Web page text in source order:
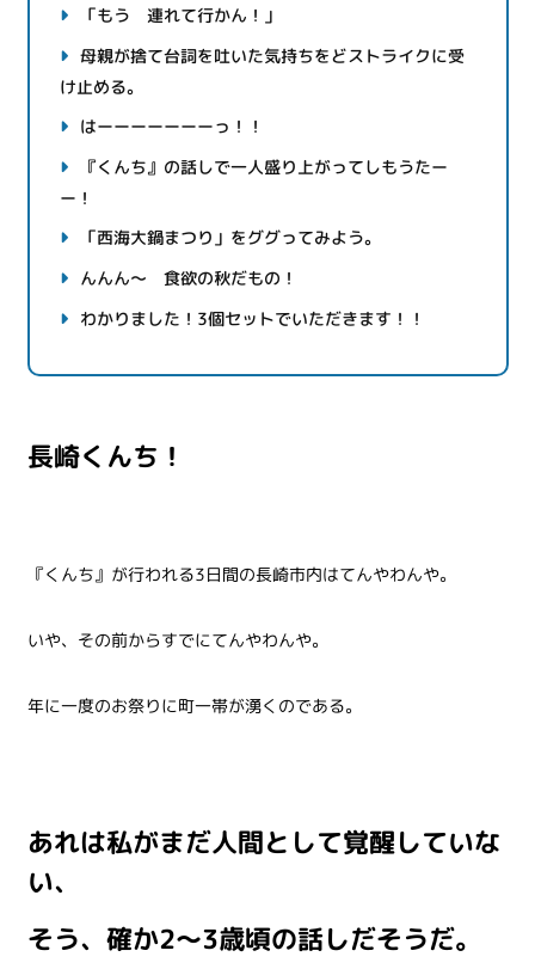
「もう 連れて行かん！」
母親が捨て台詞を吐いた気持ちをどストライクに受
け止める。
はーーーーーーーっ！！
『くんち』の話しで一人盛り上がってしもうたー
ー！
「西海大鍋まつり」をググってみよう。
んんん～ 食欲の秋だもの！
わかりました！3個セットでいただきます！！
長崎くんち！
『くんち』が行われる3日間の長崎市内はてんやわんや。
いや、その前からすでにてんやわんや。
年に一度のお祭りに町一帯が湧くのである。
あれは私がまだ人間として覚醒していな
い、
そう、確か2～3歳頃の話しだそうだ。